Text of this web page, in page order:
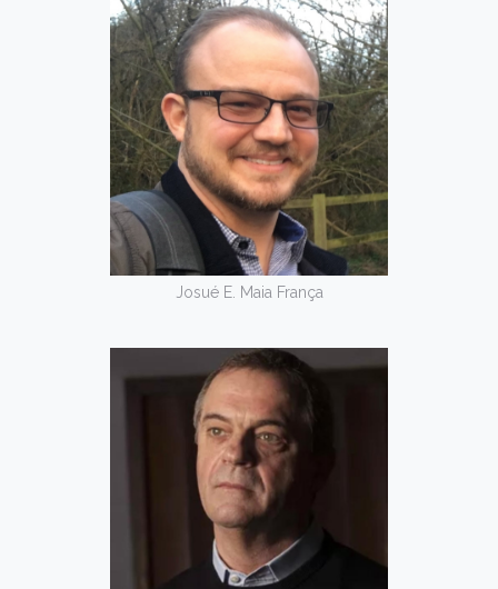
Josué E. Maia França